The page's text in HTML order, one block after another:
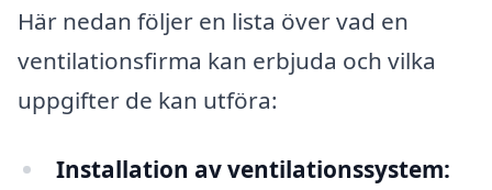
Här nedan följer en lista över vad en
ventilationsfirma kan erbjuda och vilka
uppgifter de kan utföra:
Installation av ventilationssystem: